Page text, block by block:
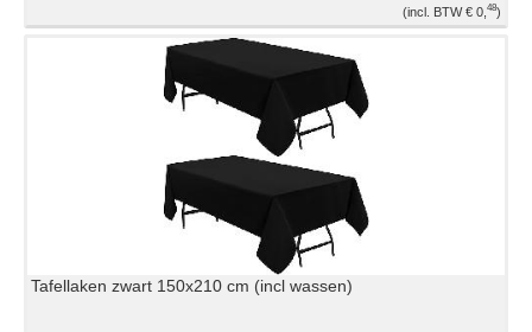
€ 0, 48
Tafellaken zwart 150x210 cm (incl wassen)